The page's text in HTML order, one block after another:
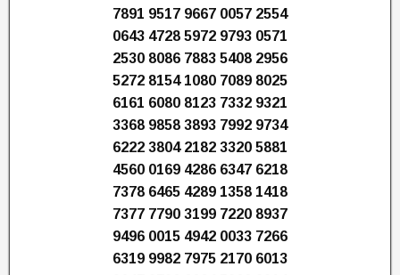
7891 9517 9667 0057 2554
0643 4728 5972 9793 0571
2530 8086 7883 5408 2956
5272 8154 1080 7089 8025
6161 6080 8123 7332 9321
3368 9858 3893 7992 9734
6222 3804 2182 3320 5881
4560 0169 4286 6347 6218
7378 6465 4289 1358 1418
7377 7790 3199 7220 8937
9496 0015 4942 0033 7266
6319 9982 7975 2170 6013